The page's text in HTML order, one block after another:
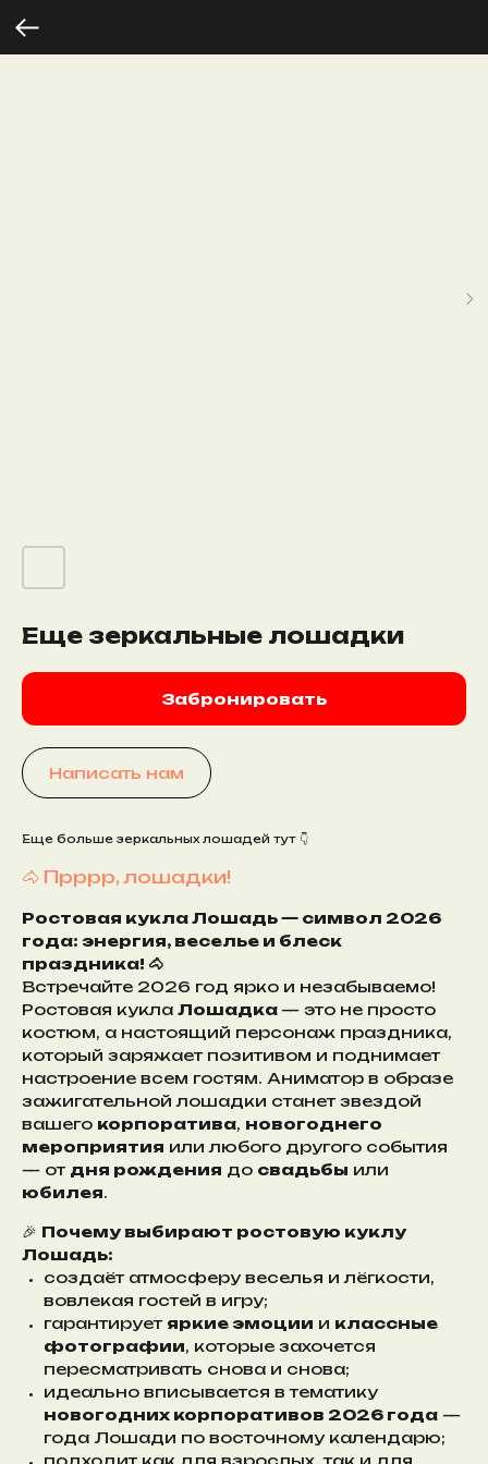
Еще зеркальные лошадки
Забронировать
Написать нам
Еще больше зеркальных лошадей тут 👇
🐴 Прррр, лошадки!
Ростовая кукла Лошадь — символ 2026
года: энергия, веселье и блеск
праздника! 🐴
Встречайте 2026 год ярко и незабываемо!
Ростовая кукла Лошадка— это не просто
костюм, а настоящий персонаж праздника,
который заряжает позитивом и поднимает
настроение всем гостям. Аниматор в образе
зажигательной лошадки станет звездой
вашего корпоратива, новогоднего
мероприятия или любого другого события
— от дня рождения до свадьбы или
юбилея.
🎉 Почему выбирают ростовую куклу
Лошадь:
создаёт атмосферу веселья и лёгкости,
вовлекая гостей в игру;
гарантирует яркие эмоции и классные
фотографии, которые захочется
пересматривать снова и снова;
идеально вписывается в тематику
новогодних корпоративов 2026 года —
года Лошади по восточному календарю;